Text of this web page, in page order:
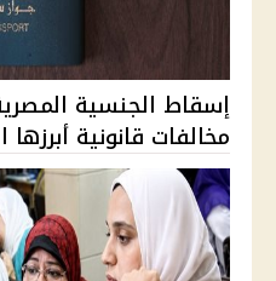
مخالفات قانونية